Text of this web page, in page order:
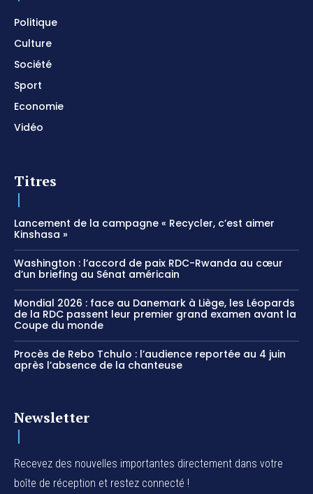
Politique
Culture
Société
Sport
Economie
Vidéo
Titres
Lancement de la campagne « Recycler, c’est aimer
Kinshasa »
Washington : l’accord de paix RDC-Rwanda au cœur
d’un briefing au Sénat américain
Mondial 2026 : face au Danemark à Liège, les Léopards
de la RDC passent leur premier grand examen avant la
Coupe du monde
Procès de Rebo Tchulo : l’audience reportée au 4 juin
après l’absence de la chanteuse
Newsletter
Recevez des nouvelles importantes directement dans votre
boîte de réception et restez connecté !